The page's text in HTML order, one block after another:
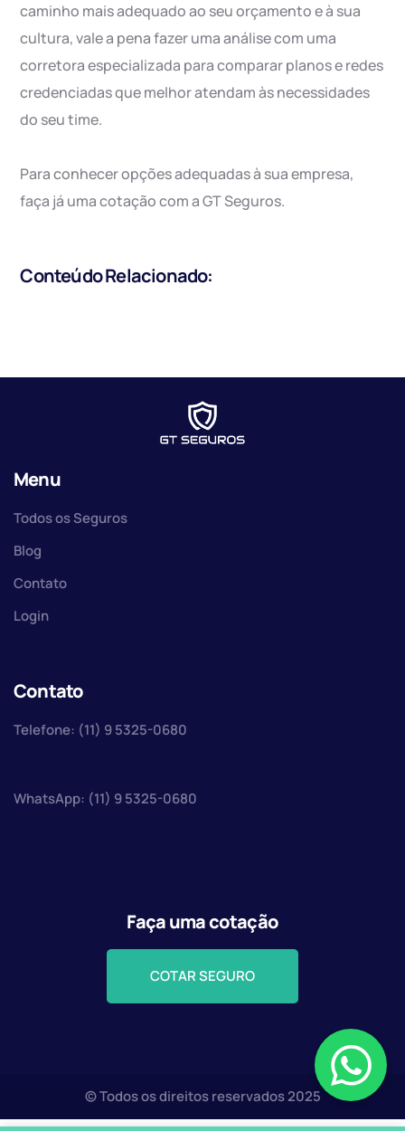
caminho mais adequado ao seu orçamento e à sua
cultura, vale a pena fazer uma análise com uma
corretora especializada para comparar planos e redes
credenciadas que melhor atendam às necessidades
do seu time.
Para conhecer opções adequadas à sua empresa,
faça já uma cotação com a GT Seguros.
Conteúdo Relacionado:
Menu
Todos os Seguros
Blog
Contato
Login
Contato
Telefone: (11) 9 5325-0680
WhatsApp: (11) 9 5325-0680
Faça uma cotação
COTAR SEGURO
© Todos os direitos reservados 2025